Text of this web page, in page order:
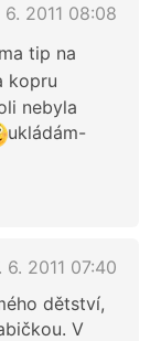
6. 2011 08:08
tip na
kopru
nebyla
ukládám-
6. 2011 07:40
dětství,
V